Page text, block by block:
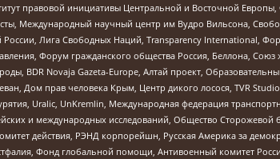
правовой инициативы Центральной и Восточной
Международный научный центр им Вудро Вильсона,
Лига Свободных Наций, Transparеncy International,
Форум гражданского общества Россия, Беллона,
BDR Novaja Gazeta-Europe, Алтай проект,
Дом прав человека Крым, Центр дикого лосося, TVR
Uralic, UnKremlin, Международная федерация
и международных исследований, Общество
действия, РЭНД корпорейшн, Русская Америка за
Фонд глобальной помощи, Антивоенный комитет